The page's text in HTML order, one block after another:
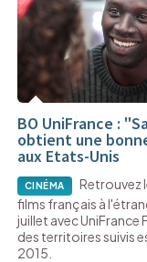
BO UniFrance :
obtient une
aux Etats-Unis
CINÉMA
Retrouvez
films français à
juillet avec UniFrance
des territoires suivis
2015.